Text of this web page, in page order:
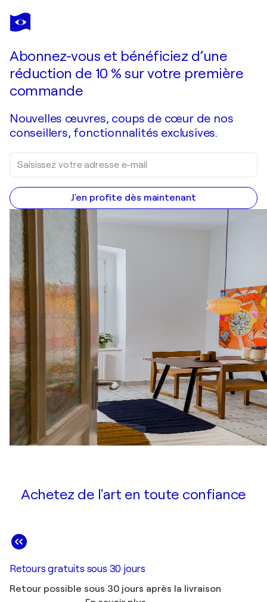
EKA
PERADZE
Je passe commande
Abonnez-vous et bénéficiez d’une
réduction de 10 % sur votre première
commande
Nouvelles œuvres, coups de cœur de nos
conseillers, fonctionnalités exclusives.
J'en profite dès maintenant
Achetez de l'art en toute confiance
Retours gratuits sous 30 jours
Retour possible sous 30 jours après la livraison